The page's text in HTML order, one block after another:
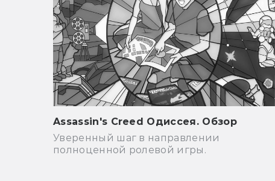
Assassin's Creed Одиссея. Обзор
Уверенный шаг в направлении
полноценной ролевой игры.